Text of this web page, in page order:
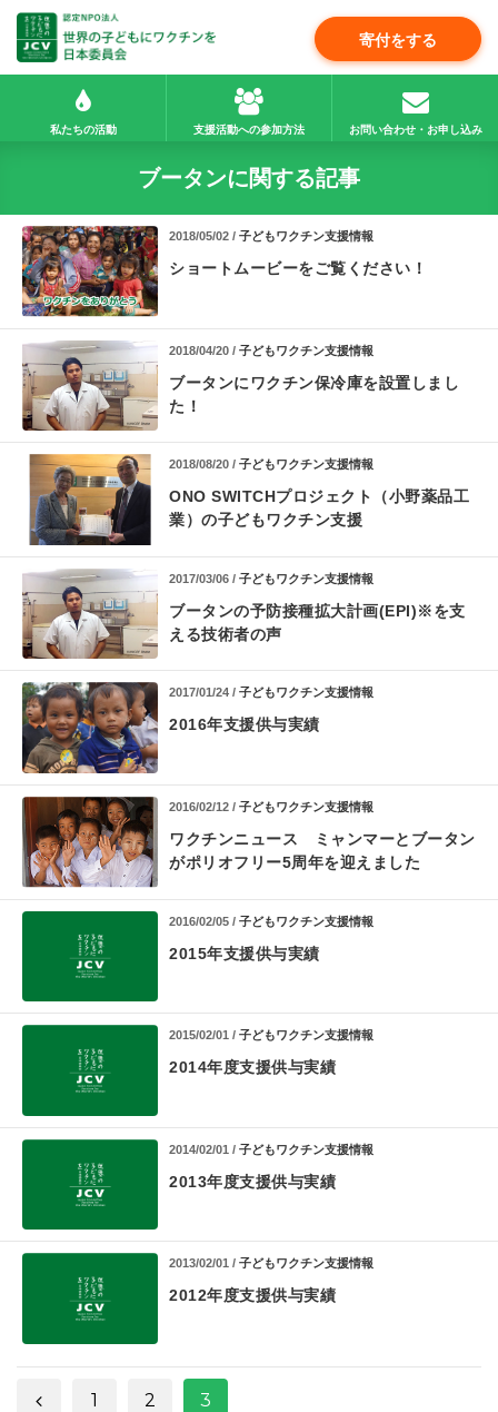
寄付をする
私たちの活動 支援活動への参加方法 お問い合わせ・お申し込み
ブータンに関する記事
2018/05/02 /子どもワクチン支援情報
ショートムービーをご覧ください！
2018/04/20 /子どもワクチン支援情報
ブータンにワクチン保冷庫を設置しまし
た！
2018/08/20 /子どもワクチン支援情報
ONO SWITCHプロジェクト（小野薬品工
業）の子どもワクチン支援
2017/03/06 /子どもワクチン支援情報
ブータンの予防接種拡大計画(EPI)※を支
える技術者の声
2017/01/24 /子どもワクチン支援情報
2016年支援供与実績
2016/02/12 /子どもワクチン支援情報
ワクチンニュース ミャンマーとブータン
がポリオフリー5周年を迎えました
2016/02/05 /子どもワクチン支援情報
2015年支援供与実績
2015/02/01 /子どもワクチン支援情報
2014年度支援供与実績
2014/02/01 /子どもワクチン支援情報
2013年度支援供与実績
2013/02/01 /子どもワクチン支援情報
2012年度支援供与実績
1 2 3